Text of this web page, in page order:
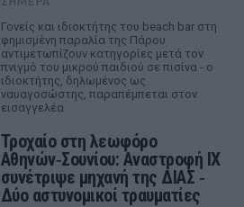
Γονείς και ιδιοκτήτης του beach bar στη
φημισμένη παραλία της Πάρου
αντιμετωπίζουν κατηγορίες μετά τον
πνιγμό του μικρού παιδιού σε πισίνα - ο
ιδιοκτήτης, δηλωμένος ως
ναυαγοσώστης, παραπέμπεται στον
εισαγγελέα
Τροχαίο στη λεωφόρο
Αθηνών‑Σουνίου: Αναστροφή ΙΧ
συνέτριψε μηχανή της ΔΙΑΣ ‑
Δύο αστυνομικοί τραυματίες